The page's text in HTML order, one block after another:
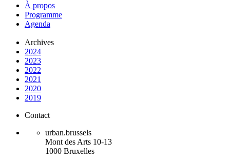
À propos
Programme
Agenda
Archives
2024
2023
2022
2021
2020
2019
Contact
urban.brussels
Mont des Arts 10-13
1000 Bruxelles